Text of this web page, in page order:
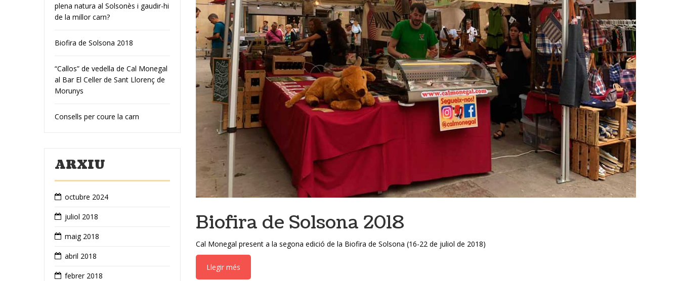
plena natura al Solsonès i gaudir-hi
de la millor carn?
Biofira de Solsona 2018
“Callos” de vedella de Cal Monegal
al Bar El Celler de Sant Llorenç de
Morunys
Consells per coure la carn
ARXIU
octubre 2024
juliol 2018
maig 2018
abril 2018
febrer 2018
Biofira de Solsona 2018
Cal Monegal present a la segona edició de la Biofira de Solsona (16-22 de juliol de 2018)
Llegir més